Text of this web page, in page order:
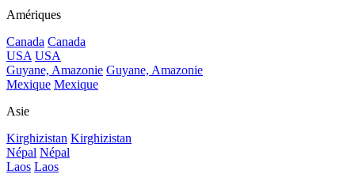
Amériques
Canada Canada
USA USA
Guyane, Amazonie Guyane, Amazonie
Mexique Mexique
Asie
Kirghizistan Kirghizistan
Népal Népal
Laos Laos